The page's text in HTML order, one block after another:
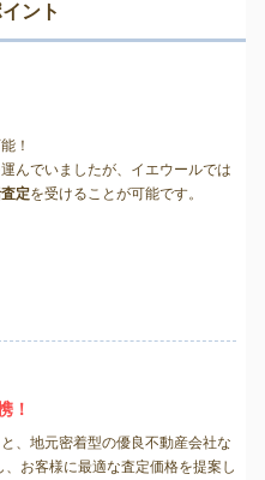
ント
！
んでいましたが、イエウールでは
定を受けることが可能です。
！
、地元密着型の優良不動産会社な
、お客様に最適な査定価格を提案し